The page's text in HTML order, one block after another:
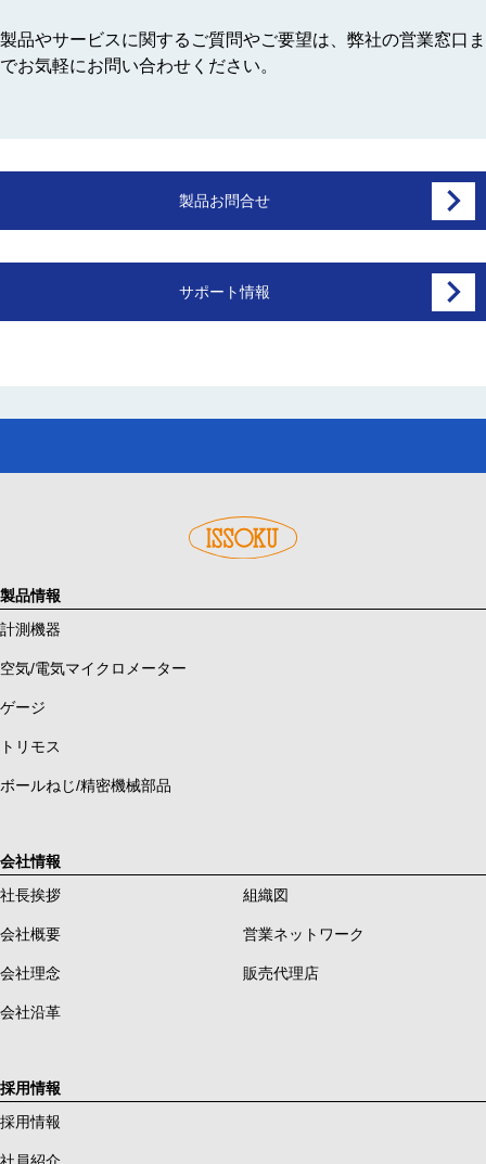
製品やサービスに関するご質問やご要望は、弊社の営業窓口ま
でお気軽にお問い合わせください。
製品お問合せ
サポート情報
製品情報
計測機器
空気/電気マイクロメーター
ゲージ
トリモス
ボールねじ/精密機械部品
会社情報
社長挨拶
組織図
会社概要 営業ネットワーク
会社理念 販売代理店
会社沿革
採用情報
採用情報
社員紹介